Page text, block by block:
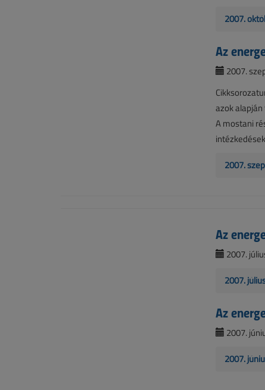
2007.
Az
2007.
azok
A mostani
2007.
Az
2007.
2007.
Az
2007.
2007.